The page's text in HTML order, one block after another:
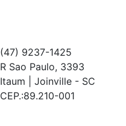
(47) 9237-1425
R Sao Paulo, 3393
Itaum | Joinville - SC
CEP.:89.210-001